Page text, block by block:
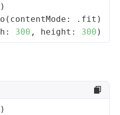
.fit)
300 , height: 300 )
)